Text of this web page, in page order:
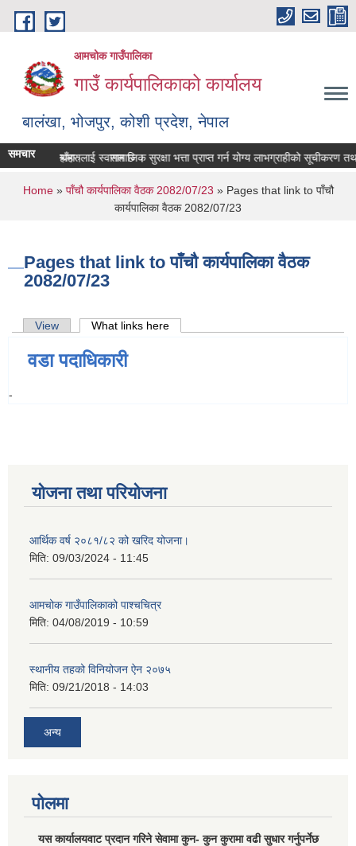
Skip to main content
आमचोक गाउँपालिका
गाउँ कार्यपालिकाको कार्यालय
बालंखा, भोजपुर, कोशी प्रदेश, नेपाल
मा यहाँहरुलाई स्वागत छ ।
समचार
पेश गर्ने सम्बन्धमा। सामाजिक सुरक्षा भत्ता प्राप्‍त गर्न योग्य लाभग्राहीको सूचीकरण
You are here
Home» पाँचौ कार्यपालिका वैठक 2082/07/23 » Pages that link to पाँचौ
कार्यपालिका वैठक 2082/07/23
Pages that link to पाँचौ कार्यपालिका वैठक
2082/07/23
Primary tabs
View What links here
वडा पदाधिकारी
-
योजना तथा परियोजना
आर्थिक वर्ष २०८१/८२ को खरिद योजना।
मिति: 09/03/2024 - 11:45
आमचोक गाउँपालिकाको पाश्चचित्र
मिति: 04/08/2019 - 10:59
स्थानीय तहको विनियोजन ऐन २०७५
मिति: 09/21/2018 - 14:03
अन्य
पोलमा
यस कार्यालयवाट प्रदान गरिने सेवामा कुन- कुन कुरामा वढी सुधार गर्नुपर्नेछ